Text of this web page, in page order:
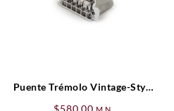
Puente Trémolo Vintage-Style
$580.00 M.N.